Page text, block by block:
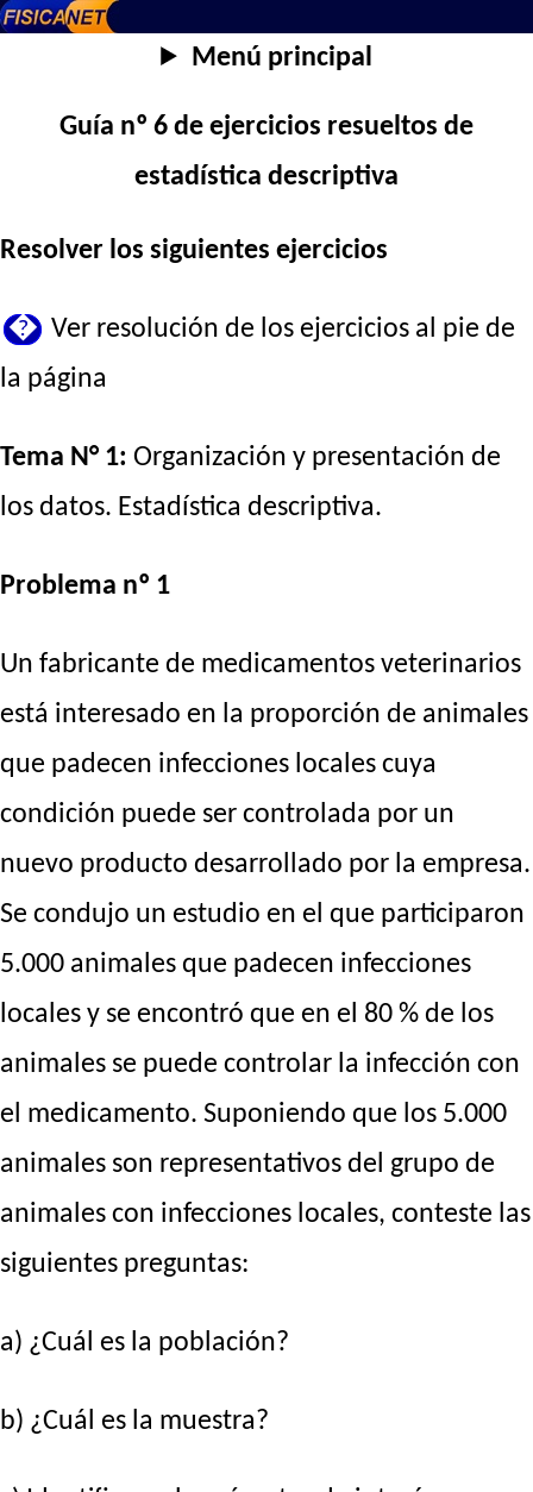
Menú principal
Guía nº 6 de ejercicios resueltos de
estadística descriptiva
Resolver los siguientes ejercicios
� Ver resolución de los ejercicios al pie de
la página
Tema N° 1: Organización y presentación de
los datos. Estadística descriptiva.
Problema nº 1
Un fabricante de medicamentos veterinarios
está interesado en la proporción de animales
que padecen infecciones locales cuya
condición puede ser controlada por un
nuevo producto desarrollado por la empresa.
Se condujo un estudio en el que participaron
5.000 animales que padecen infecciones
locales y se encontró que en el 80 % de los
animales se puede controlar la infección con
el medicamento. Suponiendo que los 5.000
animales son representativos del grupo de
animales con infecciones locales, conteste las
siguientes preguntas:
a) ¿Cuál es la población?
b) ¿Cuál es la muestra?